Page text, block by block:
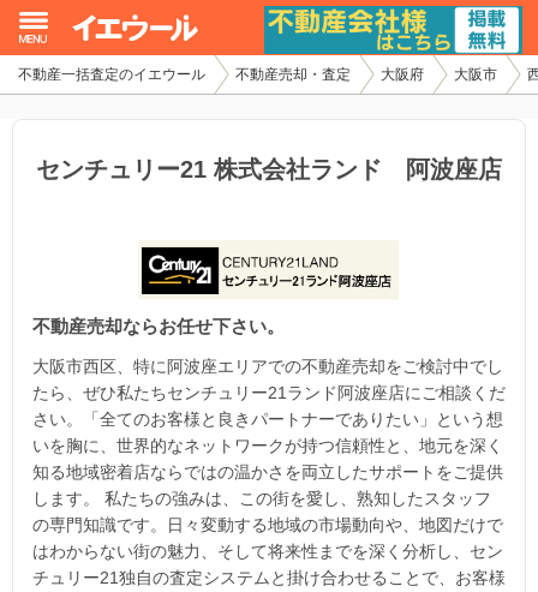
不動産一括査定のイエウール 不動産売却・査定 大阪府 大阪市
センチュリー21 株式会社ランド 阿波座店
不動産売却ならお任せ下さい。
大阪市西区、特に阿波座エリアでの不動産売却をご検討中でし
たら、ぜひ私たちセンチュリー21ランド阿波座店にご相談くだ
さい。「全てのお客様と良きパートナーでありたい」という想
いを胸に、世界的なネットワークが持つ信頼性と、地元を深く
知る地域密着店ならではの温かさを両立したサポートをご提供
します。 私たちの強みは、この街を愛し、熟知したスタッフ
の専門知識です。日々変動する地域の市場動向や、地図だけで
はわからない街の魅力、そして将来性までを深く分析し、セン
チュリー21独自の査定システムと掛け合わせることで、お客様
イエウール加盟希望の不動産会社様
不動産の売却・一括査定
家査定シミュレーター
お問い合わせ